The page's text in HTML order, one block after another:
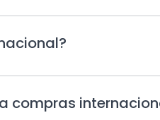
expandir
expandir
compras